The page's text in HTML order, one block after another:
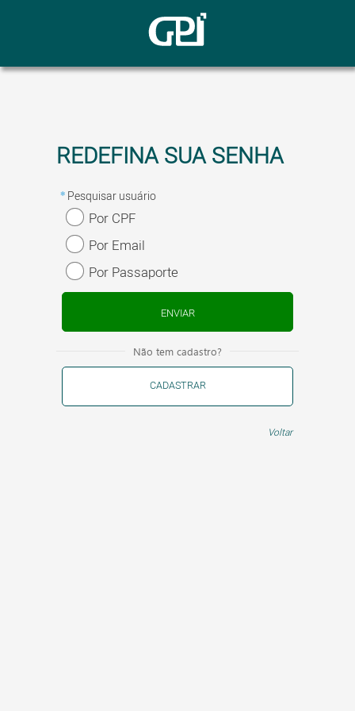
Pesquisar usuário
Por CPF
Por Email
Por Passaporte
Voltar
ENVIAR
Não tem cadastro?
CADASTRAR